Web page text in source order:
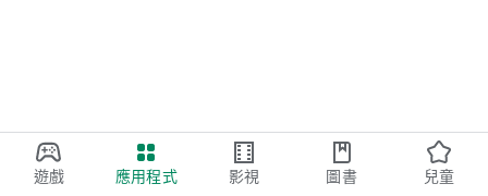
遊戲 應用程式 影視 圖書 兒童